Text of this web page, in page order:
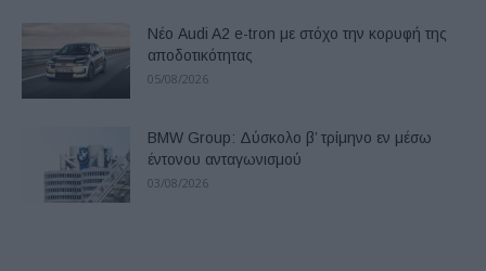
Νέο Audi A2 e-tron με στόχο την κορυφή της
αποδοτικότητας
05/08/2026
BMW Group: Δύσκολο β’ τρίμηνο εν μέσω
έντονου ανταγωνισμού
03/08/2026